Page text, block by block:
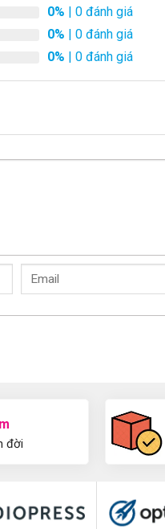
0% | 0 đánh giá
0% | 0 đánh giá
0% | 0 đánh giá
đời